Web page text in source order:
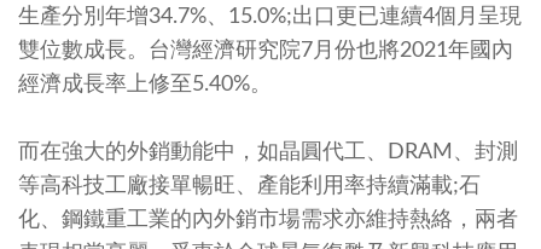
生產分別年增34.7%、15.0%;出口更已連續4個月呈現
雙位數成長。台灣經濟研究院7月份也將2021年國內
經濟成長率上修至5.40%。
而在強大的外銷動能中，如晶圓代工、DRAM、封測
等高科技工廠接單暢旺、產能利用率持續滿載;石
化、鋼鐵重工業的內外銷市場需求亦維持熱絡，兩者